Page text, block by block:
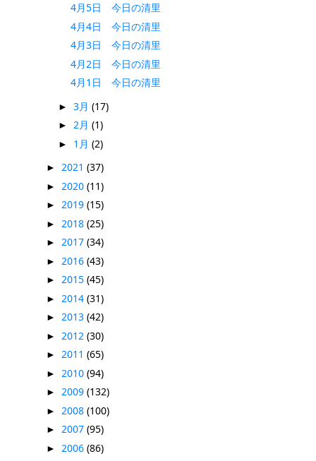
4月5日 今日の清里
4月4日 今日の清里
4月3日 今日の清里
4月2日 今日の清里
4月1日 今日の清里
► 3月 (17)
► 2月 (1)
► 1月 (2)
► 2021 (37)
► 2020 (11)
► 2019 (15)
► 2018 (25)
► 2017 (34)
► 2016 (43)
► 2015 (45)
► 2014 (31)
► 2013 (42)
► 2012 (30)
► 2011 (65)
► 2010 (94)
► 2009 (132)
► 2008 (100)
► 2007 (95)
► 2006 (86)